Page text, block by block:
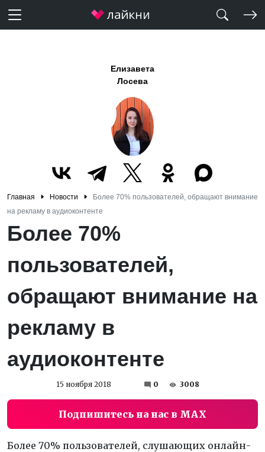
Елизавета
Лосева
Главная Новости
Более 70% пользователей, обращают внимание
на рекламу в аудиоконтенте
Более 70%
пользователей,
обращают внимание на
рекламу в
аудиоконтенте
15 ноября 2018 0 3008
Подпишитесь на нас в MAX
Более 70% пользователей, слушающих онлайн-